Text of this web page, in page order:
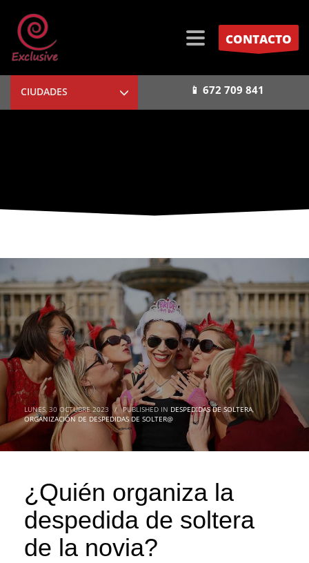
CONTACTO
CIUDADES 📱 672 709 841
LUNES, 30 OCTUBRE 2023 / PUBLISHED IN DESPEDIDAS DE SOLTERA,
ORGANIZACIÓN DE DESPEDIDAS DE SOLTER@
¿Quién organiza la
despedida de soltera
de la novia?